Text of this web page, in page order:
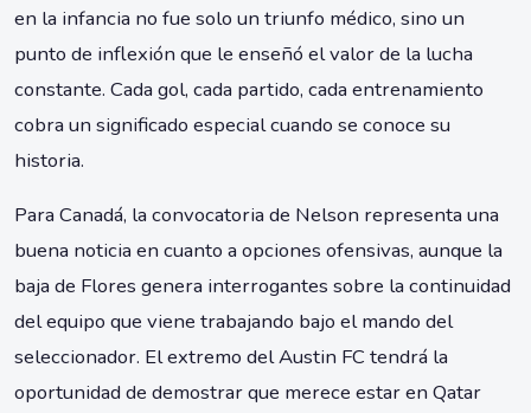
en la infancia no fue solo un triunfo médico, sino un
punto de inflexión que le enseñó el valor de la lucha
constante. Cada gol, cada partido, cada entrenamiento
cobra un significado especial cuando se conoce su
historia.
Para Canadá, la convocatoria de Nelson representa una
buena noticia en cuanto a opciones ofensivas, aunque la
baja de Flores genera interrogantes sobre la continuidad
del equipo que viene trabajando bajo el mando del
seleccionador. El extremo del Austin FC tendrá la
oportunidad de demostrar que merece estar en Qatar